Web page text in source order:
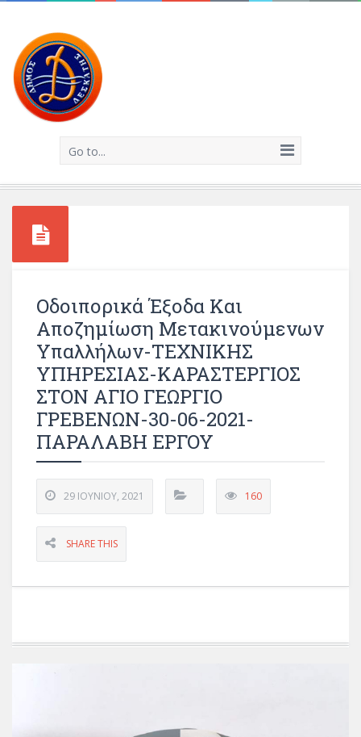
Go to...
Οδοιπορικά Έξοδα Και
Αποζημίωση Μετακινούμενων
Υπαλλήλων-ΤΕΧΝΙΚΗΣ
ΥΠΗΡΕΣΙΑΣ-ΚΑΡΑΣΤΕΡΓΙΟΣ
ΣΤΟΝ ΑΓΙΟ ΓΕΩΡΓΙΟ
ΓΡΕΒΕΝΩΝ-30-06-2021-
ΠΑΡΑΛΑΒΗ ΕΡΓΟΥ
29 ΙΟΥΝΊΟΥ, 2021 160
SHARE THIS